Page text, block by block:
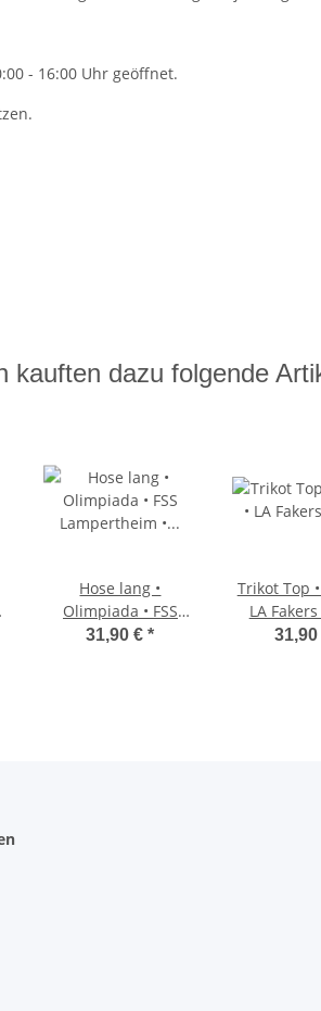
- 16:00 Uhr geöffnet.
kauften dazu folgende
Hose lang •
Olimpiada • FSS
Lampertheim •
31,90 €*
Trikot Top
LA